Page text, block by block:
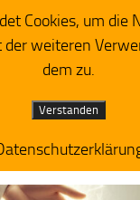
JANUAR 2025
Cookies, um die
der weiteren
dem zu.
Verstanden